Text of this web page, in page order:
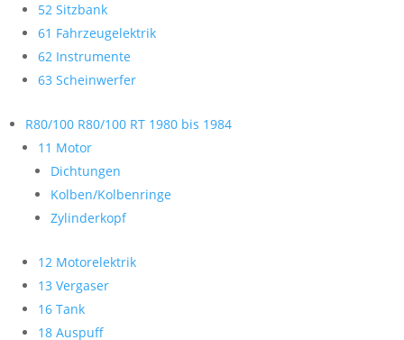
52 Sitzbank
61 Fahrzeugelektrik
62 Instrumente
63 Scheinwerfer
R80/100 R80/100 RT 1980 bis 1984
11 Motor
Dichtungen
Kolben/Kolbenringe
Zylinderkopf
12 Motorelektrik
13 Vergaser
16 Tank
18 Auspuff